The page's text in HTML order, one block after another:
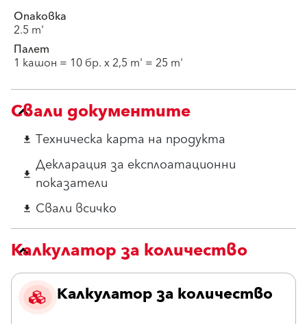
Опаковка
2.5 m'
Палет
1 кашон = 10 бр. х 2,5 m' = 25 m'
Свали документите
download Техническа карта на продукта
download Декларация за експлоатационни
показатели
download Свали всичко
Калкулатор за количество
Калкулатор за количество